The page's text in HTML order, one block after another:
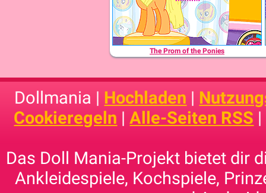
The Prom of the Ponies
Dollmania | Hochladen |
Cookieregeln |Alle-Seiten RSS |
Das Doll Mania-Projekt bietet dir
Ankleidespiele, Kochspiele,